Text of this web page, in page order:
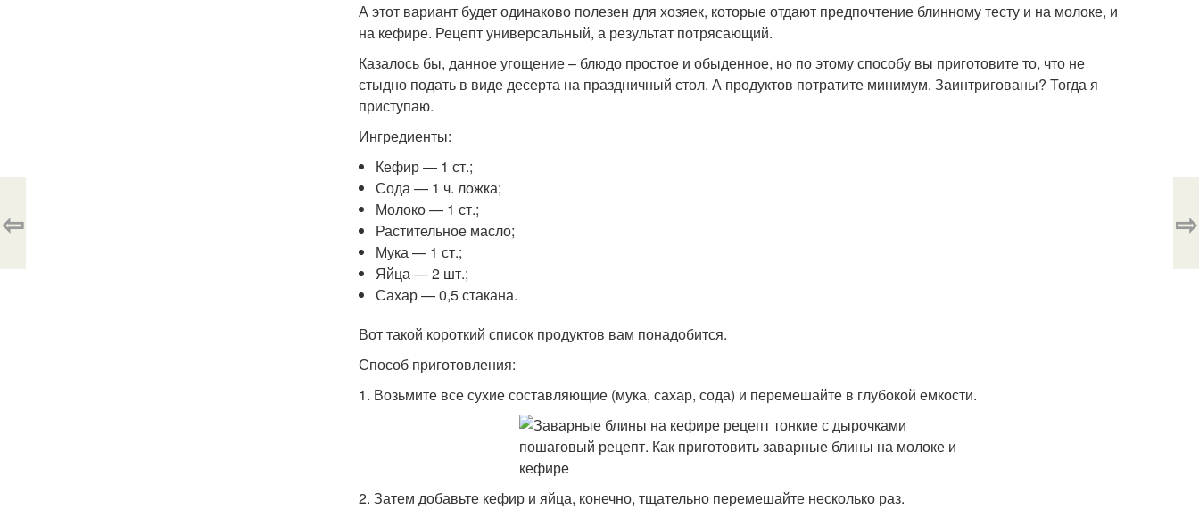
А этот вариант будет одинаково полезен для хозяек, которые отдают предпочтение блинному тесту и на молоке, и
на кефире. Рецепт универсальный, а результат потрясающий.
Казалось бы, данное угощение – блюдо простое и обыденное, но по этому способу вы приготовите то, что не
стыдно подать в виде десерта на праздничный стол. А продуктов потратите минимум. Заинтригованы? Тогда я
приступаю.
Ингредиенты:
Кефир — 1 ст.;
Сода — 1 ч. ложка;
Молоко — 1 ст.;
Растительное масло;
Мука — 1 ст.;
Яйца — 2 шт.;
Сахар — 0,5 стакана.
Вот такой короткий список продуктов вам понадобится.
Способ приготовления:
1. Возьмите все сухие составляющие (мука, сахар, сода) и перемешайте в глубокой емкости.
2. Затем добавьте кефир и яйца, конечно, тщательно перемешайте несколько раз.
⇦ ⇨